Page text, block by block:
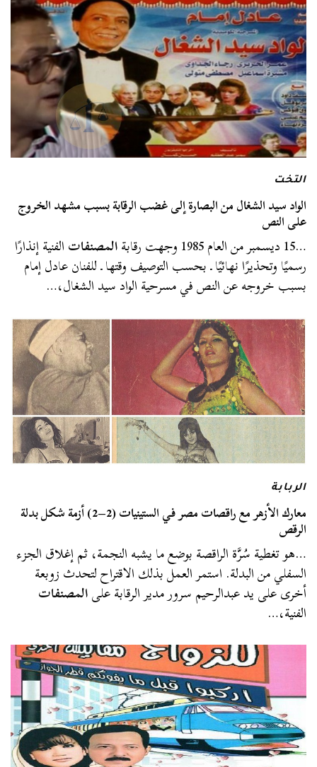
التخت
الواد سيد الشغال من البصارة إلى غضب الرقابة بسبب مشهد الخروج
على النص
…15 ديسمبر من العام 1985 وجهت رقابة المصنفاتالفنية إنذارًا
رسميًا وتحذيرًا نهائيًا ـ بحسب التوصيف وقتها ـ للفنان عادل إمام
بسبب خروجه عن النص في مسرحية الواد سيد الشغال،…
الربابة
معارك الأزهر مع راقصات مصر في الستينيات (2–2) أزمة شكل بدلة
الرقص
…هو تغطية سُرَّة الراقصة بوضع ما يشبه النجمة، ثم إغلاق الجزء
السفلي من البدلة. استمر العمل بذلك الاقتراح لتحدث زوبعة
أخرى على يد عبدالرحيم سرور مدير الرقابة علىالمصنفات
الفنية،…